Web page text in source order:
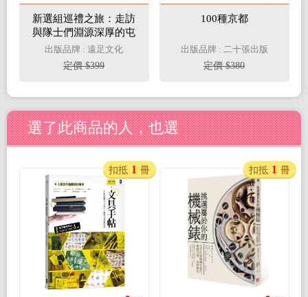
新選組巡禮之旅：走訪
與隊士們淵源深厚的屯
所、寺社、古戰場、墓
地
出版品牌 : 遠足文化
定價 $399
100種京都
出版品牌 : 二十張出版
定價 $380
選了此商品的人，也選
扣抵 1 冊 扣抵 1 冊